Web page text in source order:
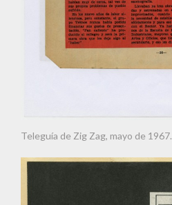
Teleguía de Zig Zag, mayo de 1967.